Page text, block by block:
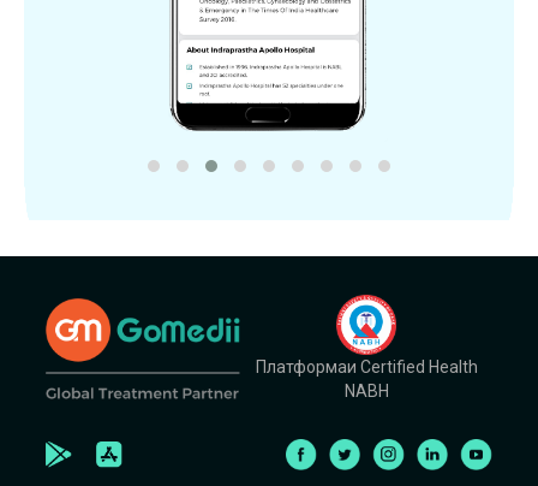
Платформаи Certified Health
NABH